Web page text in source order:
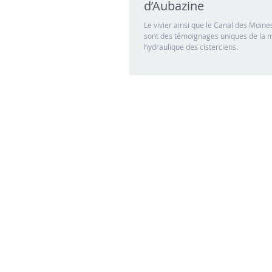
d’Aubazine
Le vivier ainsi que le Canal des Moines
sont des témoignages uniques de la
hydraulique des cisterciens.